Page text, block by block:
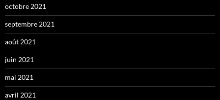
octobre 2021
septembre 2021
août 2021
juin 2021
mai 2021
avril 2021